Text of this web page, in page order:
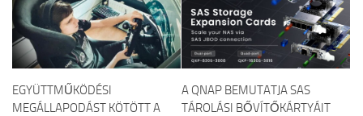
EGYÜTTMŰKÖDÉSI
MEGÁLLAPODÁST KÖTÖTT A
A QNAP BEMUTATJA SAS
TÁROLÁSI BŐVÍTŐKÁRTYÁIT